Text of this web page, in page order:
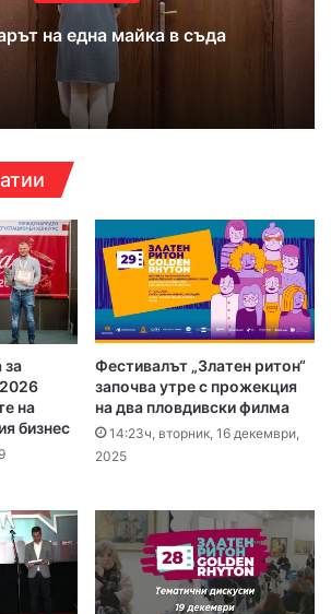
на една майка в съда
за
на
бизнес
Фестивалът „Златен ритон“
започва утре с прожекция
на два пловдивски филма
14:23ч, вторник, 16 декември,
2025